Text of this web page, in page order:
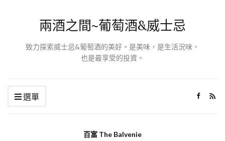
兩酒之間~葡萄酒&威士忌
致力探索威士忌&葡萄酒的美好。是美味，是生活況味，
也是最享受的投資。
選單
百富 The Balvenie